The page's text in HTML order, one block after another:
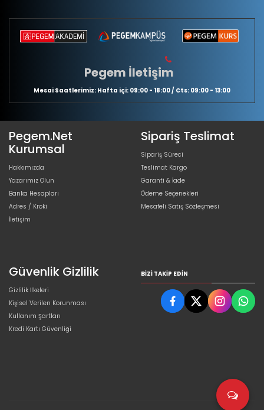
Pegem İletişim
Mesai Saatlerimiz: Hafta içi: 09:00 - 18:00 / Cts: 09:00 - 13:00
Pegem.Net
Kurumsal
Hakkımızda
Yazarımız Olun
Banka Hesapları
Adres / Kroki
İletişim
Sipariş Teslimat
Sipariş Süreci
Teslimat Kargo
Garanti & İade
Ödeme Seçenekleri
Mesafeli Satış Sözleşmesi
Güvenlik Gizlilik
Gizlilik İlkeleri
Kişisel Verilen Korunması
Kullanım Şartları
Kredi Kartı Güvenliği
BIZI TAKIP EDIN